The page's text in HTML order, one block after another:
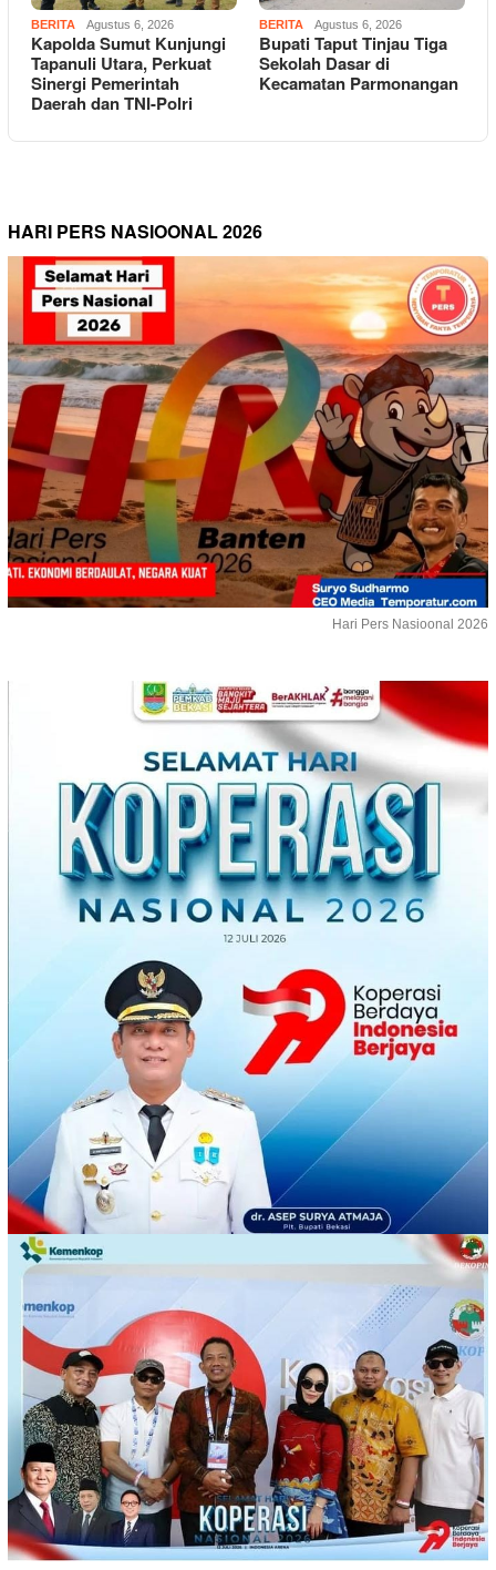
BERITA Agustus 6, 2026
Kapolda Sumut Kunjungi
Tapanuli Utara, Perkuat
Sinergi Pemerintah
Daerah dan TNI-Polri
BERITA Agustus 6, 2026
Bupati Taput Tinjau Tiga
Sekolah Dasar di
Kecamatan Parmonangan
HARI PERS NASIOONAL 2026
Hari Pers Nasioonal 2026